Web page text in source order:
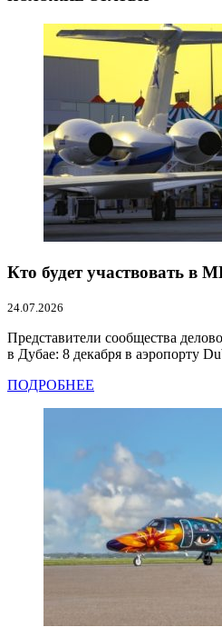
Кто будет участвовать в
24.07.2026
Представители сообщества
в Дубае: 8 декабря в аэропорту
ПОДРОБНЕЕ